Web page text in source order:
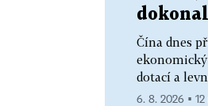
Čína dnes
ekonomický
dotací a
6. 8. 2026 ▪